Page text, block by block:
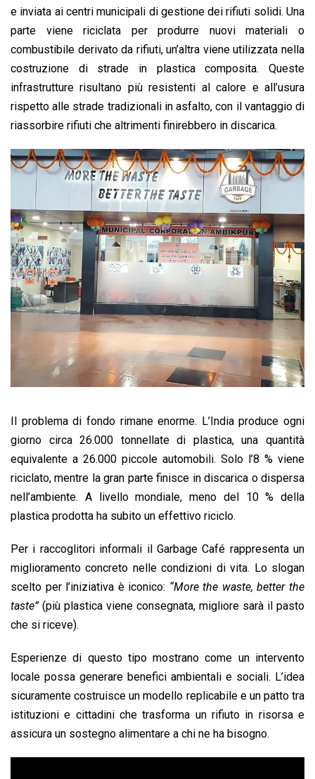
e inviata ai centri municipali di gestione dei rifiuti solidi. Una
parte viene riciclata per produrre nuovi materiali o
combustibile derivato da rifiuti, un’altra viene utilizzata nella
costruzione di strade in plastica composita. Queste
infrastrutture risultano più resistenti al calore e all’usura
rispetto alle strade tradizionali in asfalto, con il vantaggio di
riassorbire rifiuti che altrimenti finirebbero in discarica.
Il problema di fondo rimane enorme. L’India produce ogni
giorno circa 26.000 tonnellate di plastica, una quantità
equivalente a 26.000 piccole automobili. Solo l’8 % viene
riciclato, mentre la gran parte finisce in discarica o dispersa
nell’ambiente. A livello mondiale, meno del 10 % della
plastica prodotta ha subito un effettivo riciclo.
Per i raccoglitori informali il Garbage Café rappresenta un
miglioramento concreto nelle condizioni di vita. Lo slogan
scelto per l’iniziativa è iconico: “More the waste, better the
taste”(più plastica viene consegnata, migliore sarà il pasto
che si riceve).
Esperienze di questo tipo mostrano come un intervento
locale possa generare benefici ambientali e sociali. L’idea
sicuramente costruisce un modello replicabile e un patto tra
istituzioni e cittadini che trasforma un rifiuto in risorsa e
assicura un sostegno alimentare a chi ne ha bisogno.